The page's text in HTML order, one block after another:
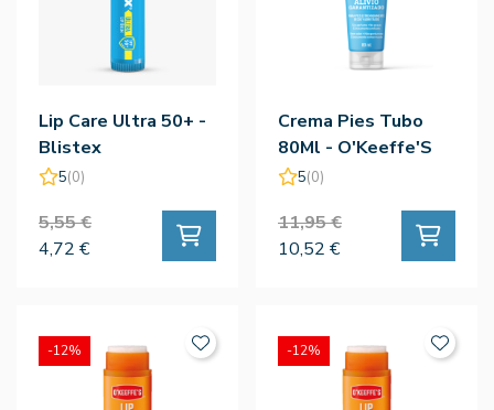
Lip Care Ultra 50+ -
Blistex
5(0)
5,55 €
4,72 €
Crema Pies Tubo
80Ml - O'Keeffe'S
5(0)
11,95 €
10,52 €
-12% -12%